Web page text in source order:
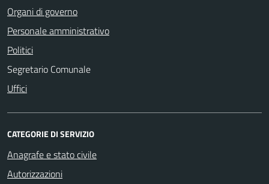
Organi di governo
Personale amministrativo
Politici
Segretario Comunale
Uffici
CATEGORIE DI SERVIZIO
Anagrafe e stato civile
Autorizzazioni